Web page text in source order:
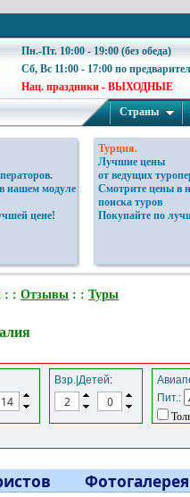
Пн.-Пт. 10:00 - 19:00 (без обеда)
Сб, Вс 11:00 - 17:00 по
Нац. праздники - ВЫХОДНЫЕ
Страны
нашем модуле
цене!
Турция.
Лучшие цены
от ведущих
Смотрите цены в
поиска туров
Покупайте по
: : Отзывы : : Туры
Взр.|Детей:
Пит.:
Фотогалерея